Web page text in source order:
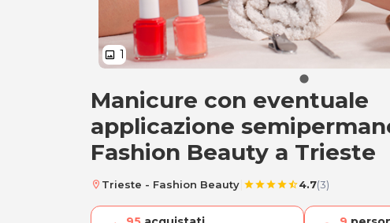
image 1
Manicure
Manicure con eventuale
applicazione
Fashion Beauty a Trieste
location_on Trieste - Fashion Beauty starstarstarstarstar_half4.7(3)